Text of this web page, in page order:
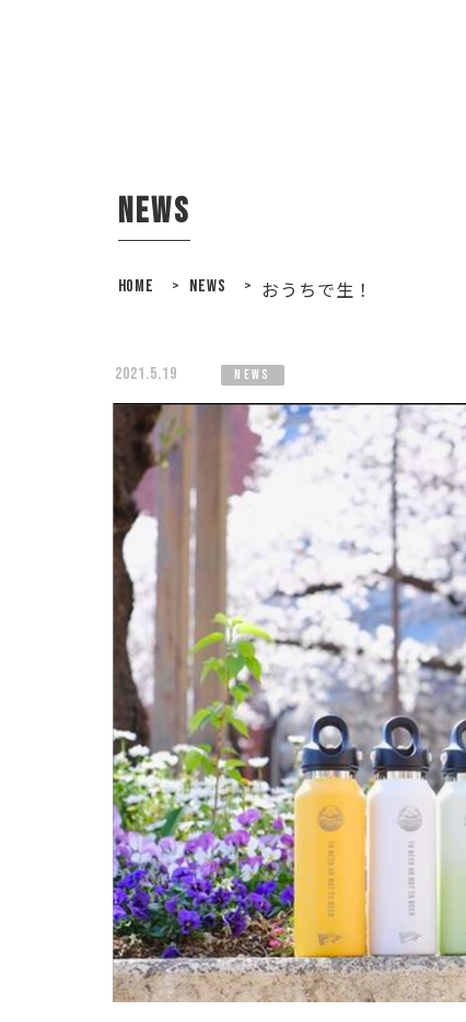
news
HOME > NEWS > おうちで生！
2021.5.19 news